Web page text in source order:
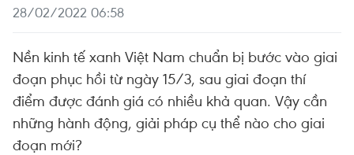
28/02/2022 06:58
Nền kinh tế xanh Việt Nam chuẩn bị bước vào giai
đoạn phục hồi từ ngày 15/3, sau giai đoạn thí
điểm được đánh giá có nhiều khả quan. Vậy cần
những hành động, giải pháp cụ thể nào cho giai
đoạn mới?